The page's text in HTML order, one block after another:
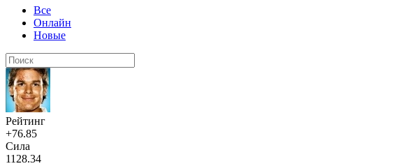
Все
Онлайн
Новые
Рейтинг
+76.85
Сила
1128.34